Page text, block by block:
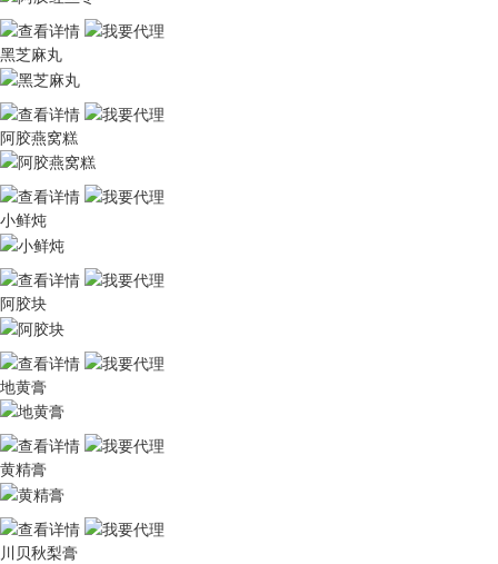
黑芝麻丸
阿胶燕窝糕
小鲜炖
阿胶块
地黄膏
黄精膏
川贝秋梨膏